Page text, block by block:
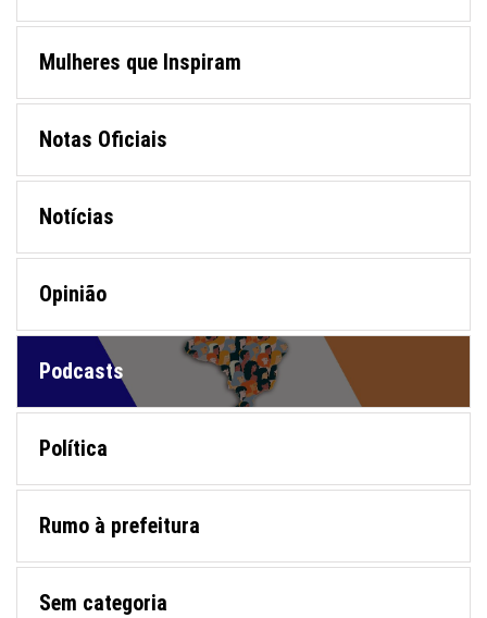
Mulheres que Inspiram
Notas Oficiais
Notícias
Opinião
Podcasts
Política
Rumo à prefeitura
Sem categoria